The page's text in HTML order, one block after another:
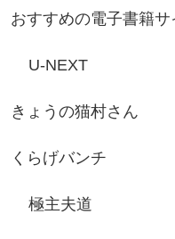
おすすめの電子書籍サ
U-NEXT
きょうの猫村さん
くらげバンチ
極主夫道